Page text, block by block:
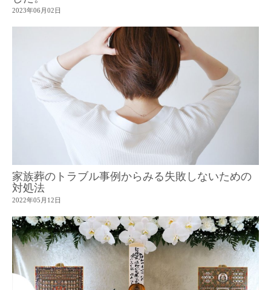
2023年06月02日
家族葬のトラブル事例からみる失敗しないための
対処法
2022年05月12日